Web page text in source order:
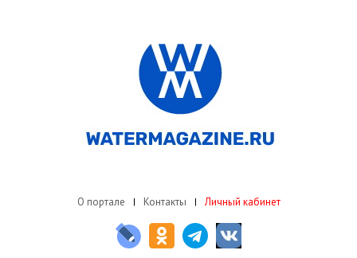
О портале Контакты Личный кабинет